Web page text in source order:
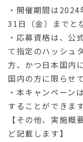
・開催期間は
31日（金）までと
・応募資格は、公
て指定のハッシュ
方、かつ日本国内
国内の方に限らせ
・本キャンペー
することができます
【その他、実施概
ど記載します】